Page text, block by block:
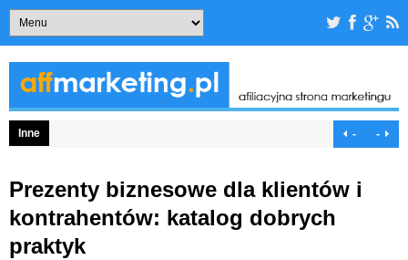
Inne - -
Prezenty biznesowe dla klientów i
kontrahentów: katalog dobrych
praktyk